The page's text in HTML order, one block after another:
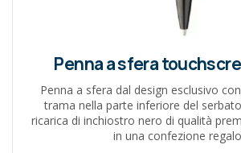
Penna a sfera
Penna a sfera dal design esclusivo
trama nella parte inferiore del
ricarica di inchiostro nero di qualità
in una confezione